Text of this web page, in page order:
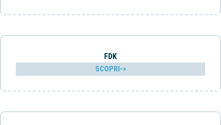
FDK
SCOPRI->